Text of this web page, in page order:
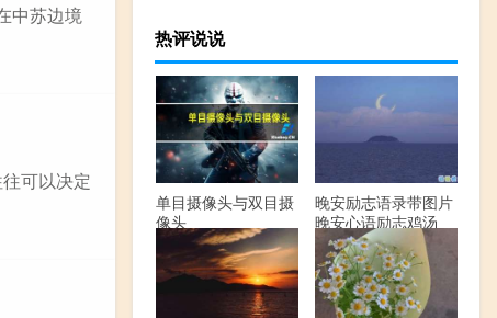
中苏边境
可以决定
热评说说
单目摄像头与双目摄
像头
晚安励志语录带图片
晚安心语励志鸡汤